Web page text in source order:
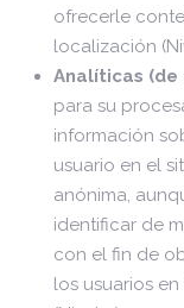
ofrecerle
localización
Analíticas (de
para su
información
usuario en el
anónima,
identificar de
con el fin de
los usuarios